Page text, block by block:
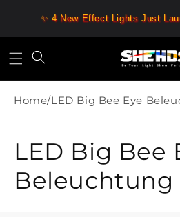
✨ 4 New Effect Lights Just
Inhalt
springen
Home/LED Big Bee Eye
K
o
LED Big Bee
Beleuchtung